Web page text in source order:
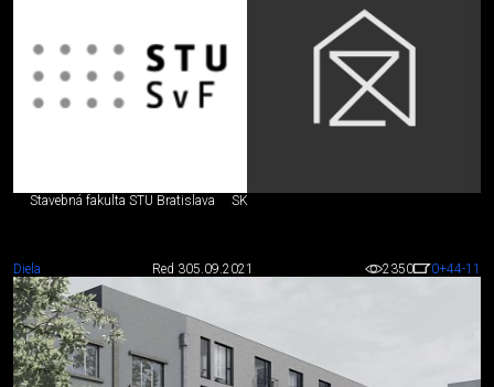
Stavebná fakulta STU Bratislava SK
Diela Red 305.09.2021 2350 0+44-11